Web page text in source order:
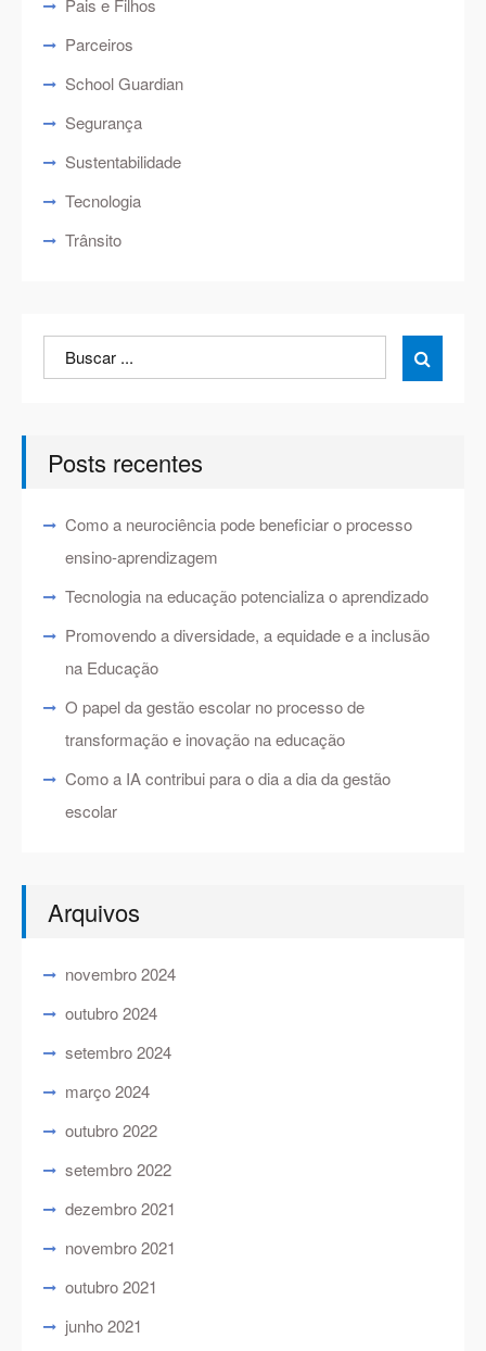
Parceiros
School Guardian
Segurança
Sustentabilidade
Tecnologia
Trânsito
Search
for:

Posts recentes
Como a neurociência pode beneficiar o processo
ensino-aprendizagem
Tecnologia na educação potencializa o aprendizado
Promovendo a diversidade, a equidade e a inclusão
na Educação
O papel da gestão escolar no processo de
transformação e inovação na educação
Como a IA contribui para o dia a dia da gestão
escolar
Arquivos
novembro 2024
outubro 2024
setembro 2024
março 2024
outubro 2022
setembro 2022
dezembro 2021
novembro 2021
outubro 2021
junho 2021